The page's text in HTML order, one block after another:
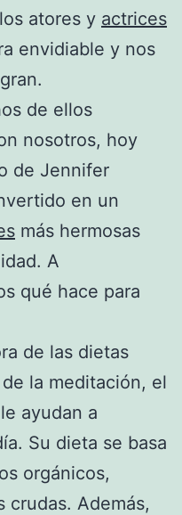
atores y actrices
envidiable y nos
de ellos
nosotros, hoy
de Jennifer
en un
más hermosas
A
qué hace para
de las dietas
la meditación, el
ayudan a
Su dieta se basa
orgánicos,
crudas. Además,